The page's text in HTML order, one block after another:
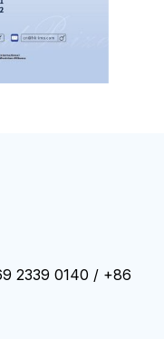
2339 0140 / +86